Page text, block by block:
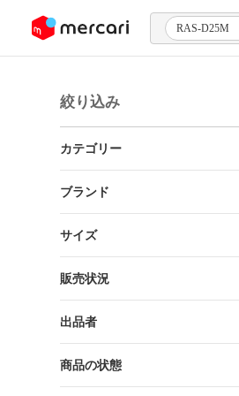
ツにスキップ RAS-D25M
絞り込み
カテゴリー
ブランド
サイズ
販売状況
出品者
商品の状態